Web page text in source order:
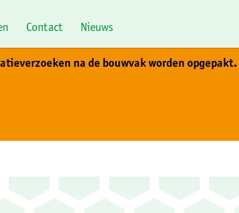
Contact Nieuws
na de bouwvak worden opgepakt.